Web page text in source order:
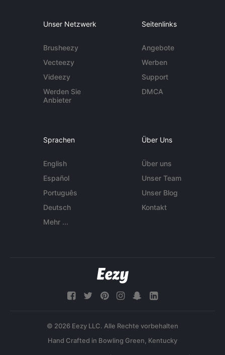
Unser Netzwerk
Brusheezy
Vecteezy
Videezy
Werden Sie
Anbieter
Seitenlinks
Angebote
Werben
Support
DMCA
Sprachen
English
Español
Português
Deutsch
Mehr ...
Über Uns
Über uns
Unser Team
Unser Blog
Kontakt
© 2026 Eezy LLC. Alle Rechte vorbehalten